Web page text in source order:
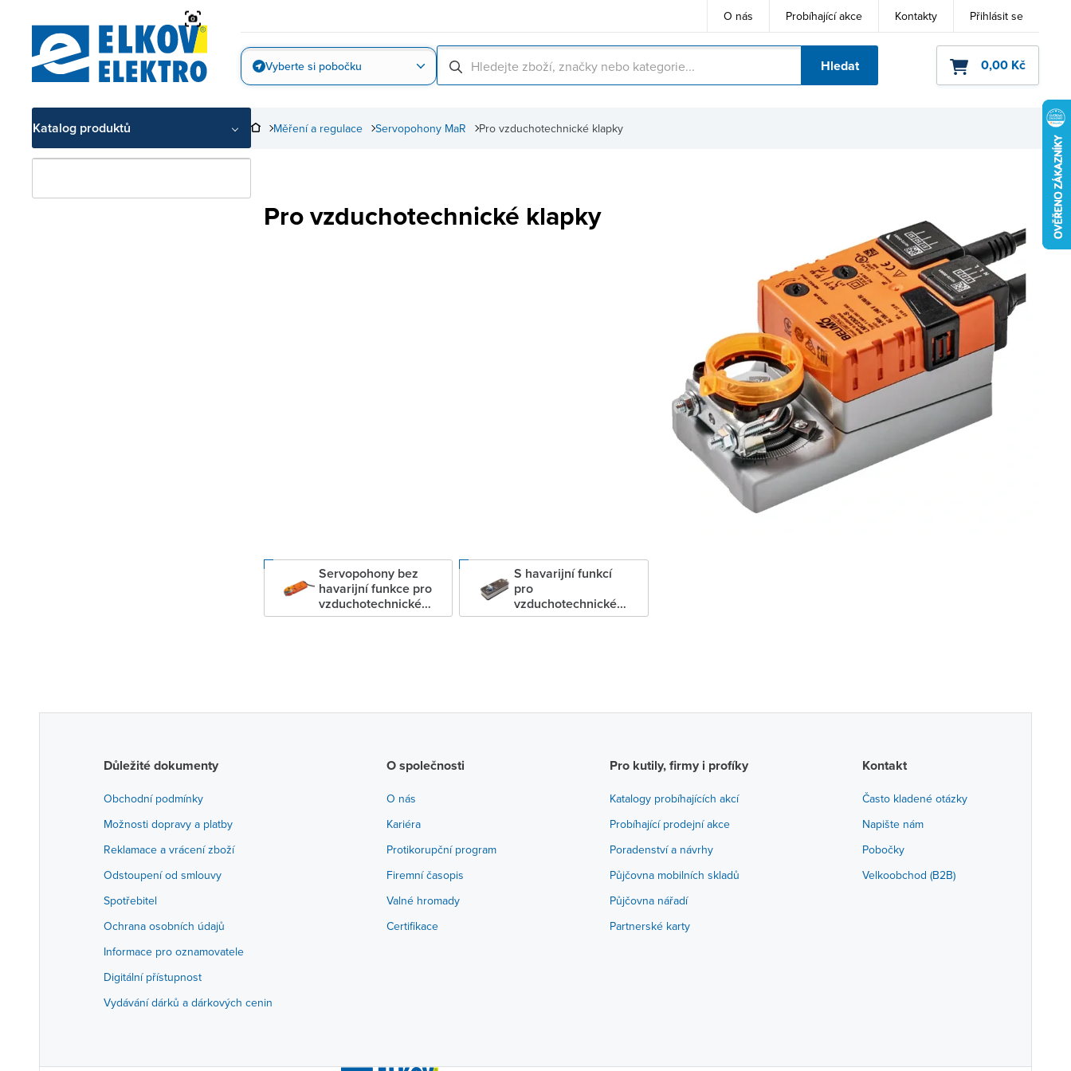
O nás Probíhající akce Kontakty Přihlásit se
Vyberte si pobočku Hledat 0,00 Kč
Katalog produktů Pro vzduchotechnické klapky
Servopohony MaR
Měření a regulace
Pro vzduchotechnické klapky
Servopohony bez
havarijní funkce pro
vzduchotechnické
klapky
S havarijní funkcí
pro
vzduchotechnické
klapky
Důležité dokumenty
Obchodní podmínky
Možnosti dopravy a platby
Reklamace a vrácení zboží
Odstoupení od smlouvy
Spotřebitel
Ochrana osobních údajů
Informace pro oznamovatele
Digitální přístupnost
Vydávání dárků a dárkových cenin
O společnosti
O nás
Kariéra
Protikorupční program
Firemní časopis
Valné hromady
Certifikace
Pro kutily, firmy i profíky
Katalogy probíhajících akcí
Probíhající prodejní akce
Poradenství a návrhy
Půjčovna mobilních skladů
Půjčovna nářadí
Partnerské karty
Kontakt
Často kladené otázky
Napište nám
Pobočky
Velkoobchod (B2B)